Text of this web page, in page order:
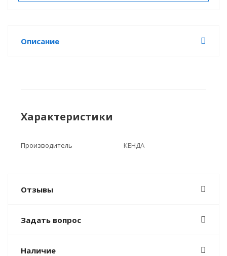
Описание
Характеристики
Производитель КЕНДА
Отзывы
Задать вопрос
Наличие